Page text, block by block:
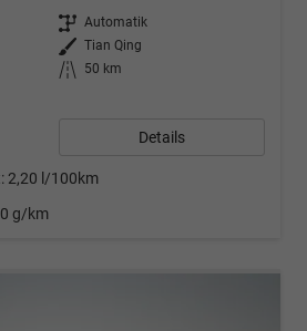
Getriebe Automatik
Außenfarbe Tian Qing
Kilometerstand
50 km
Details
2,20 l/100km
g/km